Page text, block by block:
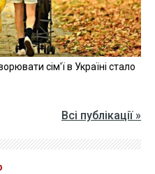
сім'ї в Україні стало
Всі публікації »